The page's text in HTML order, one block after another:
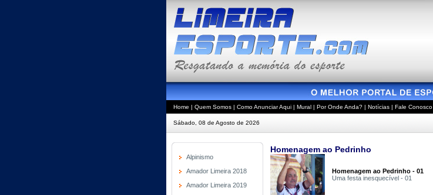
Home | Quem Somos | Como Anunciar Aqui | Mural | Por Onde Anda? | Notícias | Fale Conosco
Sábado, 08 de Agosto de 2026
Alpinismo
Amador Limeira 2018
Amador Limeira 2019
Homenagem ao Pedrinho
Homenagem ao Pedrinho - 01
Uma festa inesquecível - 01